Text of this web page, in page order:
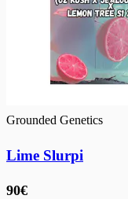
Grounded Genetics
Lime Slurpi
90€